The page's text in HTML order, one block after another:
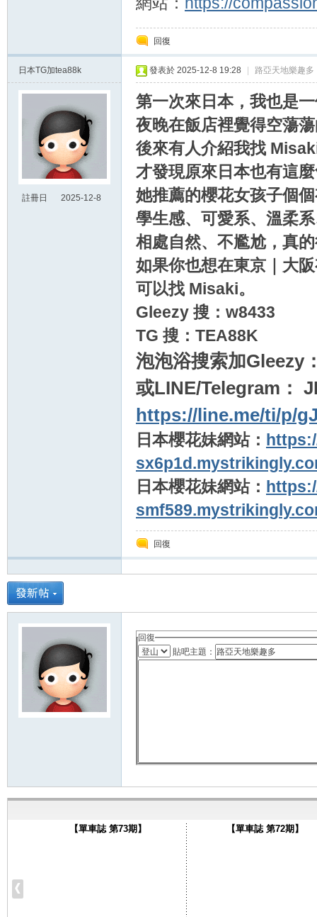
回復
日本TG加tea88k
註冊日
2025-12-8
發表於 2025-12-8 19:28 路亞天地樂趣多
第一次來日本，我也是
夜晚在飯店裡覺得空蕩
後來有人介紹我找
才發現原來日本也有這
她推薦的櫻花女孩子個
學生感、可愛系、溫柔
相處自然、不尷尬，真
如果你也想在東京｜大
可以找 Misaki。
Gleezy 搜：w8433
TG 搜：TEA88K
泡泡浴搜索加Gleezy
或LINE/Telegram：
https://line.me/ti/p/
日本櫻花妹網站：
日本櫻花妹網站：
回復
回復
貼吧主題：